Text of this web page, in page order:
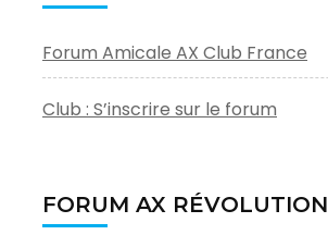
Forum Amicale AX Club France
Club : S’inscrire sur le forum
FORUM AX RÉVOLUTION